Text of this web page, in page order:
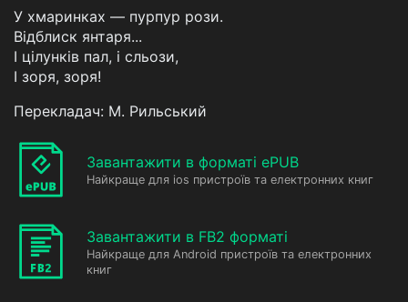
У хмаринках — пурпур рози.
Відблиск янтаря...
І цілунків пал, і сльози,
І зоря, зоря!
Перекладач: М. Рильський
Завантажити в форматі ePUB
Найкраще для ios пристроїв та електронних книг
Завантажити в FB2 форматі
Найкраще для Android пристроїв та електронних
книг